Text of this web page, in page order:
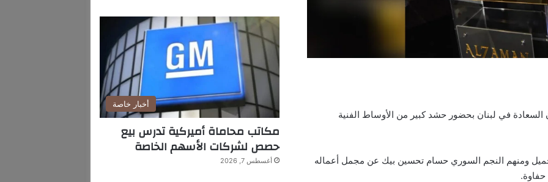
في لبنان بحضور حشد كبير من الأوساط الفنية
ومنهم النجم السوري حسام تحسين بيك عن مجمل أعماله
حفاوة.
أخبار خاصة
مكاتب محاماة أميركية تدرس بيع
حصص لشركات الأسهم الخاصة
أغسطس 7, 2026